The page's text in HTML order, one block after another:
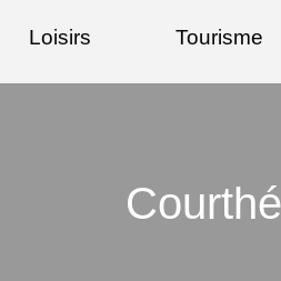
Loisirs Tourisme